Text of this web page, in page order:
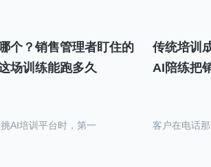
个？销售管理者盯住的
场训练能跑多久
AI培训平台时，第一
传统培训
AI陪练把
客户在电话